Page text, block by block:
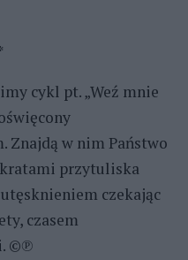
cykl pt. „Weź mnie
Znajdą w nim Państwo
kratami przytuliska
czekając
czasem
©℗